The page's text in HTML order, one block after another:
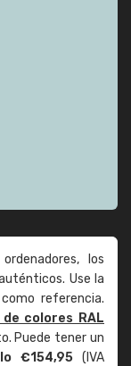
los
Use la
referencia.
colores RAL
Puede tener un
€154,95 (IVA